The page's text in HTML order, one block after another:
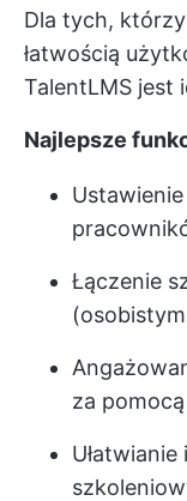
Dla tych,
łatwością
TalentLMS jest
Najlepsze
Łączenie
za